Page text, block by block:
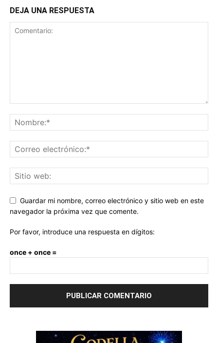
DEJA UNA RESPUESTA
Guardar mi nombre, correo electrónico y sitio web en este
navegador la próxima vez que comente.
Por favor, introduce una respuesta en dígitos:
once + once =